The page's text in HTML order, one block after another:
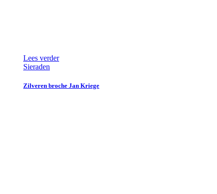
Lees verder
Sieraden
Zilveren broche Jan Kriege